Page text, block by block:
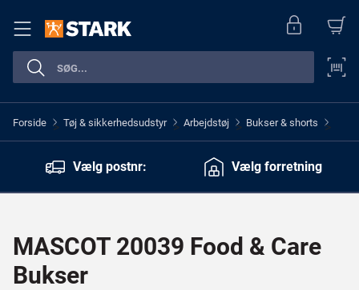
Forside > Tøj & sikkerhedsudstyr > Arbejdstøj > Bukser & shorts >
Vælg postnr: Vælg forretning
MASCOT 20039 Food & Care
Bukser